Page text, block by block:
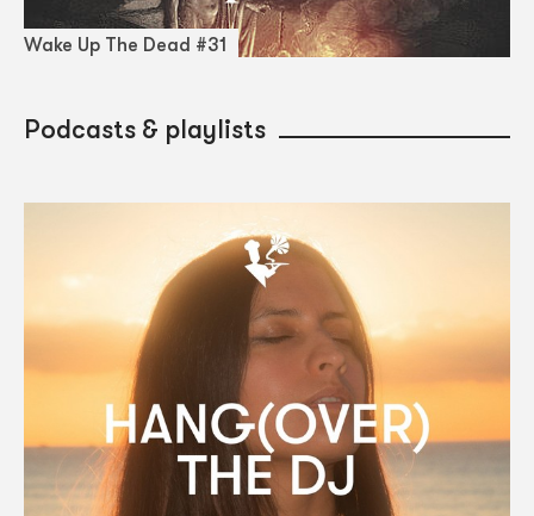
Wake Up The Dead #31
Podcasts & playlists